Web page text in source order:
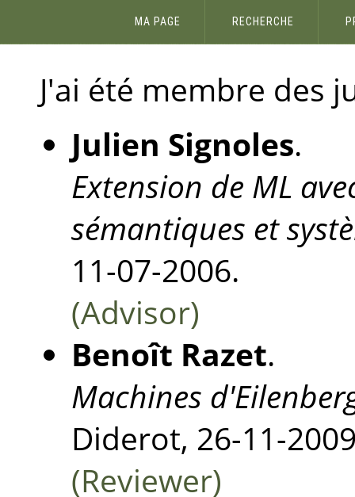
MA PAGE RECHERCHE
J'ai été membre des
Julien Signoles.
Extension de ML
sémantiques et
11-07-2006.
(Advisor)
Benoît Razet.
Machines
Diderot, 26-11-
(Reviewer)